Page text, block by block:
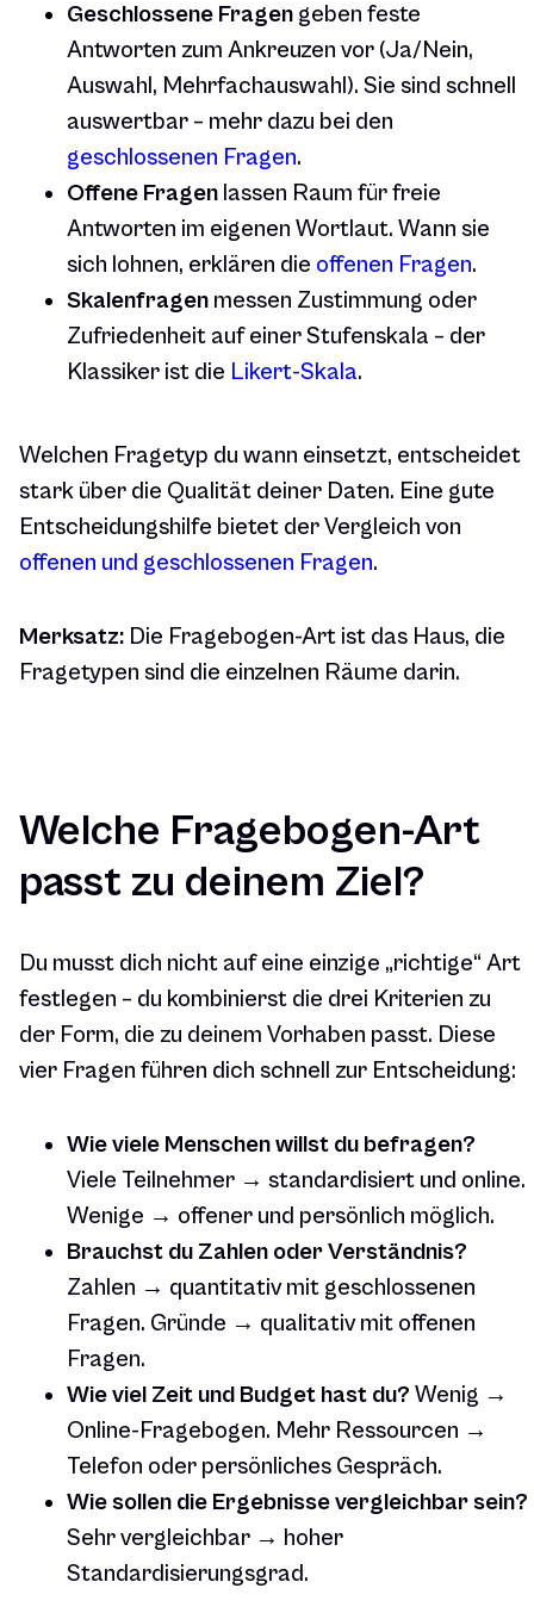
Geschlossene Fragen geben feste
Antworten zum Ankreuzen vor (Ja/Nein,
Auswahl, Mehrfachauswahl). Sie sind schnell
auswertbar – mehr dazu bei den
geschlossenen Fragen.
Offene Fragen lassen Raum für freie
Antworten im eigenen Wortlaut. Wann sie
sich lohnen, erklären die offenen Fragen.
Skalenfragen messen Zustimmung oder
Zufriedenheit auf einer Stufenskala – der
Klassiker ist die Likert-Skala.
Welchen Fragetyp du wann einsetzt, entscheidet
stark über die Qualität deiner Daten. Eine gute
Entscheidungshilfe bietet der Vergleich von
offenen und geschlossenen Fragen.
Merksatz: Die Fragebogen-Art ist das Haus, die
Fragetypen sind die einzelnen Räume darin.
Welche Fragebogen-Art
passt zu deinem Ziel?
Du musst dich nicht auf eine einzige „richtige“ Art
festlegen – du kombinierst die drei Kriterien zu
der Form, die zu deinem Vorhaben passt. Diese
vier Fragen führen dich schnell zur Entscheidung:
Wie viele Menschen willst du befragen?
Viele Teilnehmer → standardisiert und online.
Wenige → offener und persönlich möglich.
Brauchst du Zahlen oder Verständnis?
Zahlen → quantitativ mit geschlossenen
Fragen. Gründe → qualitativ mit offenen
Fragen.
Wie viel Zeit und Budget hast du? Wenig →
Online-Fragebogen. Mehr Ressourcen →
Telefon oder persönliches Gespräch.
Wie sollen die Ergebnisse vergleichbar sein?
Sehr vergleichbar → hoher
Standardisierungsgrad.